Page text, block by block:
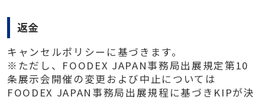
返金
キャンセルポリシーに基づきます。
※ただし、FOODEX JAPAN事務局出展規定第10
条展示会開催の変更および中止については
FOODEX JAPAN事務局出展規程に基づきKIPが決